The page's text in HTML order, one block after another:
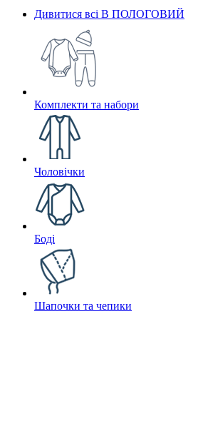
Дивитися всі В ПОЛОГОВИЙ
Комплекти та набори
Чоловічки
Боді
Шапочки та чепики